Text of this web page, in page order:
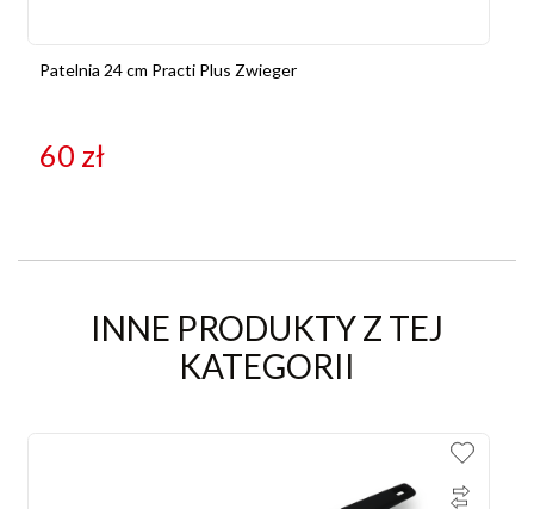
Patelnia 24 cm Practi Plus Zwieger
60 zł
INNE PRODUKTY Z TEJ
KATEGORII